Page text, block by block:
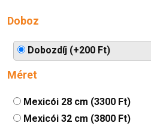
Doboz
Dobozdíj (+200 Ft)
Méret
Mexicói 28 cm (3300 Ft)
Mexicói 32 cm (3800 Ft)